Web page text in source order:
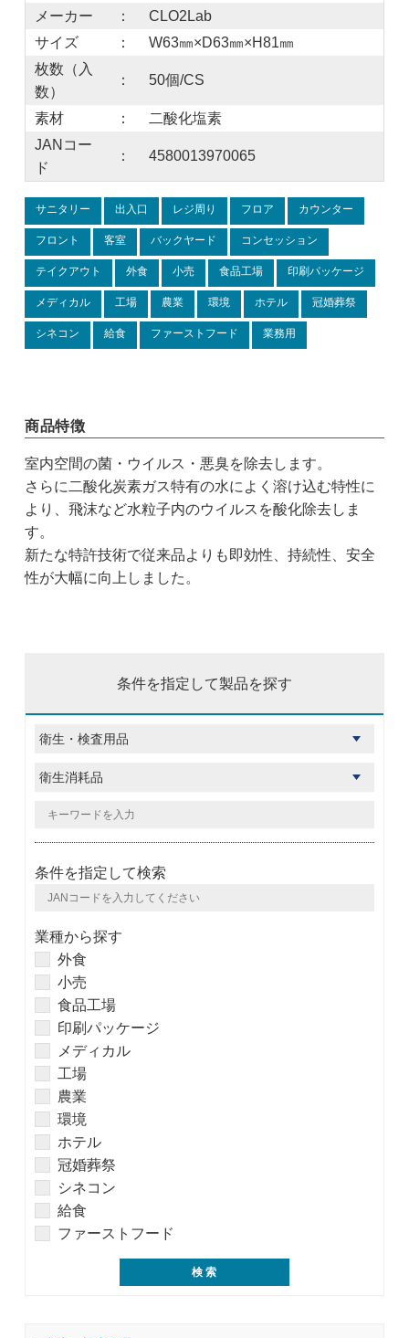
メーカー
：
CLO2Lab
サイズ
：
W63㎜×D63㎜×H81㎜
枚数（入
数）
： 50個/CS
素材 ：
二酸化塩素
JANコー
ド
： 4580013970065
サニタリー 出入口 レジ周り フロア カウンター
フロント 客室 バックヤード コンセッション
テイクアウト 外食 小売 食品工場 印刷パッケージ
メディカル 工場 農業 環境 ホテル 冠婚葬祭
シネコン 給食 ファーストフード 業務用
商品特徴
室内空間の菌・ウイルス・悪臭を除去します。
さらに二酸化炭素ガス特有の水によく溶け込む特性に
より、飛沫など水粒子内のウイルスを酸化除去しま
す。
新たな特許技術で従来品よりも即効性、持続性、安全
性が大幅に向上しました。
条件を指定して製品を探す
条件を指定して検索
業種から探す
外食
小売
食品工場
印刷パッケージ
メディカル
工場
農業
環境
ホテル
冠婚葬祭
シネコン
給食
ファーストフード